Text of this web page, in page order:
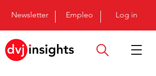
Newsletter Empleo Log in